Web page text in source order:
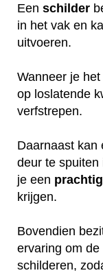
Een schilder
in het vak en
uitvoeren.
Wanneer je
op loslatende
verfstrepen.
Daarnaast kan
deur te spuiten
je een
krijgen.
Bovendien
ervaring om
schilderen,